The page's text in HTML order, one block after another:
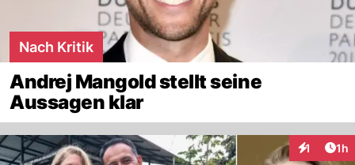
Nach Kritik
Andrej Mangold stellt seine
Aussagen klar
1 1h